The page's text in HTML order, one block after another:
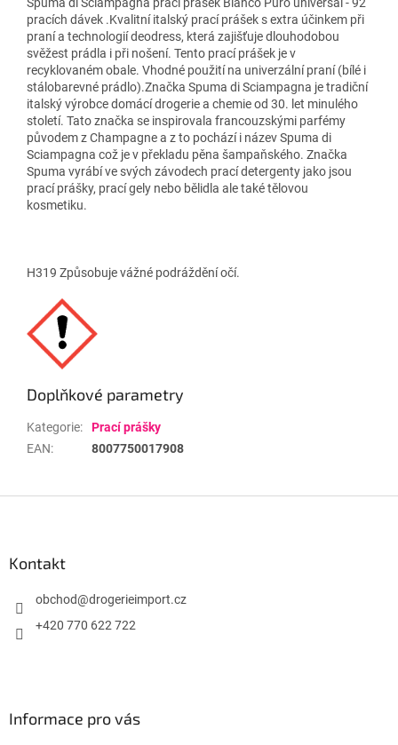
pracích dávek .Kvalitní italský prací prášek s extra účinkem při
praní a technologií deodress, která zajišťuje dlouhodobou
svěžest prádla i při nošení. Tento prací prášek je v
recyklovaném obale. Vhodné použití na univerzální praní (bílé i
stálobarevné prádlo).Značka Spuma di Sciampagna je tradiční
italský výrobce domácí drogerie a chemie od 30. let minulého
století. Tato značka se inspirovala francouzskými parfémy
původem z Champagne a z to pochází i název Spuma di
Sciampagna což je v překladu pěna šampaňského. Značka
Spuma vyrábí ve svých závodech prací detergenty jako jsou
prací prášky, prací gely nebo bělidla ale také tělovou
kosmetiku.
H319 Způsobuje vážné podráždění očí.
Doplňkové parametry
Kategorie:
Prací prášky
EAN: 8007750017908
Kontakt
obchod@drogerieimport.cz
+420 770 622 722
Informace pro vás